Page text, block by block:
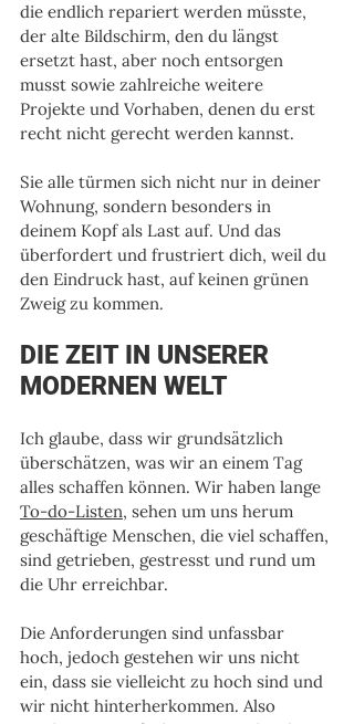
die endlich repariert werden müsste,
der alte Bildschirm, den du längst
ersetzt hast, aber noch entsorgen
musst sowie zahlreiche weitere
Projekte und Vorhaben, denen du erst
recht nicht gerecht werden kannst.
Sie alle türmen sich nicht nur in deiner
Wohnung, sondern besonders in
deinem Kopf als Last auf. Und das
überfordert und frustriert dich, weil du
den Eindruck hast, auf keinen grünen
Zweig zu kommen.
DIE ZEIT IN UNSERER
MODERNEN WELT
Ich glaube, dass wir grundsätzlich
überschätzen, was wir an einem Tag
alles schaffen können. Wir haben lange
To-do-Listen, sehen um uns herum
geschäftige Menschen, die viel schaffen,
sind getrieben, gestresst und rund um
die Uhr erreichbar.
Die Anforderungen sind unfassbar
hoch, jedoch gestehen wir uns nicht
ein, dass sie vielleicht zu hoch sind und
wir nicht hinterherkommen. Also